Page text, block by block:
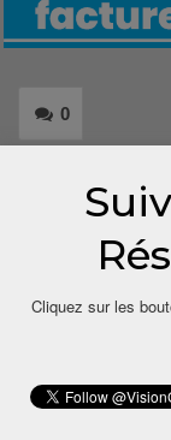
0
Cliquez sur les